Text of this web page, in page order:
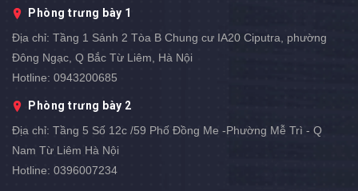
Phòng trưng bày 1
Địa chỉ: Tầng 1 Sảnh 2 Tòa B Chung cư IA20 Ciputra, phường
Đông Ngạc, Q Bắc Từ Liêm, Hà Nội
Hotline: 0943200685
Phòng trưng bày 2
Địa chỉ: Tầng 5 Số 12c /59 Phố Đồng Me -Phường Mễ Trì - Q
Nam Từ Liêm Hà Nội
Hotline: 0396007234